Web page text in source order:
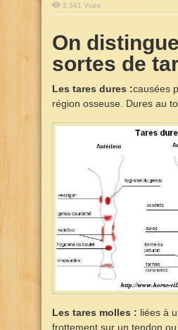
3,341 Vues
On
sortes de
Les tares dures :causées
région osseuse. Dures au
Les tares molles : liées à
frottement sur un tendon